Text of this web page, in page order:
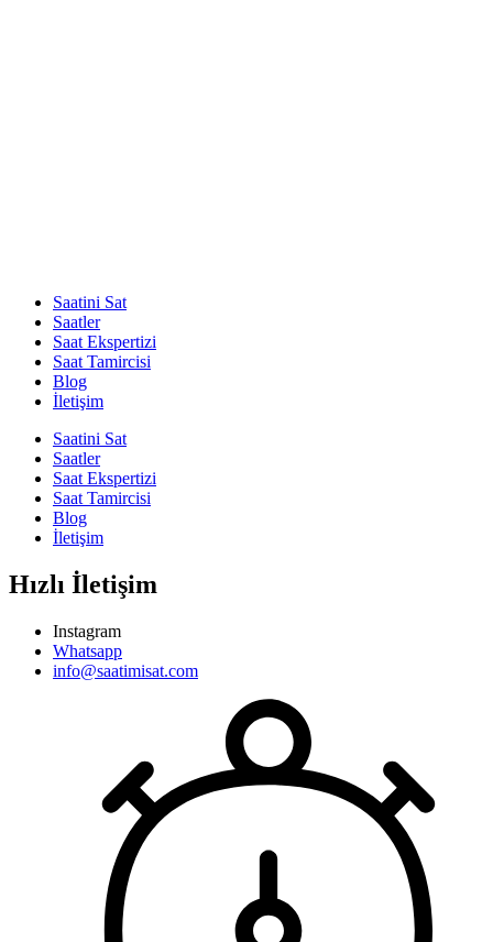
Saatini Sat
Saatler
Saat Ekspertizi
Saat Tamircisi
Blog
İletişim
Saatini Sat
Saatler
Saat Ekspertizi
Saat Tamircisi
Blog
İletişim
Hızlı İletişim
Instagram
Whatsapp
info@saatimisat.com